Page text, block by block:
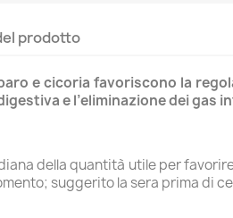
prodotto
e cicoria favoriscono la
e l’eliminazione dei gas
della quantità utile per
suggerito la sera prima di